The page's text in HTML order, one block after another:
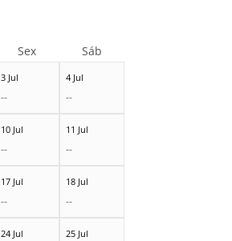
3 Jul
--
4 Jul
--
10 Jul
--
11 Jul
--
17 Jul
--
18 Jul
--
24 Jul 25 Jul
Sex Sáb